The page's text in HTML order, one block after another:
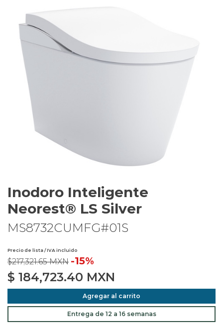
Inodoro Inteligente
Neorest® LS Silver
MS8732CUMFG#01S
Precio de lista / IVA incluido
$217,321.65 MXN -15%
$ 184,723.40 MXN
Agregar al carrito
Entrega de 12 a 16 semanas